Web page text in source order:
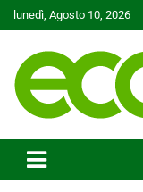
Skip
to
lunedì, Agosto 10, 2026
Ecoo.it